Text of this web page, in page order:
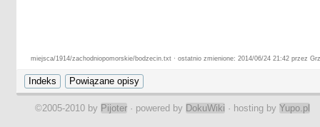
miejsca/1914/zachodniopomorskie/bodzecin.txt · ostatnio zmienione: 2014/06/24 21:42 przez
©2005-2010 by Pijoter · powered by DokuWiki · hosting by Yupo.pl